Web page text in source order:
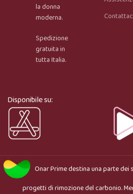
Onar AI Assistant
la donna
moderna.
Spedizione
gratuita in
tutta Italia.
Disponibile su:
Onar Primedestina una parte dei
progetti di rimozione del carbonio.